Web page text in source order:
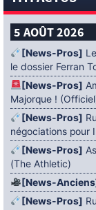
5 AOÛT 2026
[News-Pros]
le dossier Ferran
[News-Pros]
Majorque !
[News-Pros]
négociations pour
[News-Pros]
(The Athletic)
[News-
[News-Pros]